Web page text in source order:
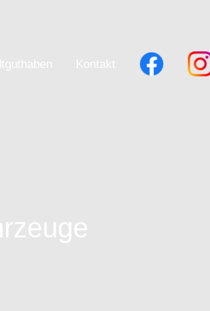
Kontakt